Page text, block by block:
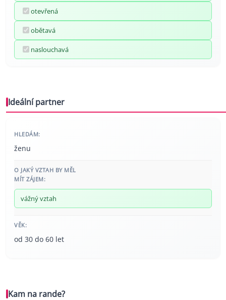
otevřená
obětavá
naslouchavá
Ideální partner
HLEDÁM:
ženu
O JAKÝ VZTAH BY MĚL
MÍT ZÁJEM:
vážný vztah
VĚK:
od 30 do 60 let
Kam na rande?